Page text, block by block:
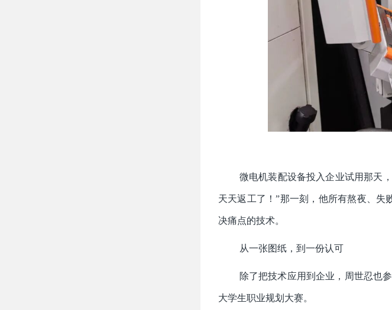
微电机装配设备投入企业试用那天
天天返工了！”那一刻，他所有熬夜、
决痛点的技术。
从一张图纸，到一份认可
除了把技术应用到企业，周世忍也
大学生职业规划大赛。